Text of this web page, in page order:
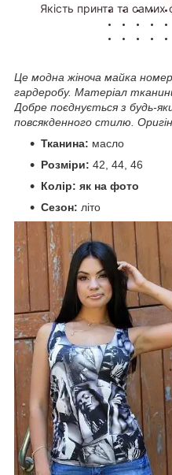
Якість принта та самих
Це модна жіноча майка
гардеробу. Матеріал
Добре поєднується з будь-
повсякденного стилю.
Тканина: масло
Розміри: 42, 44, 46
Колір: як на фото
Сезон: літо